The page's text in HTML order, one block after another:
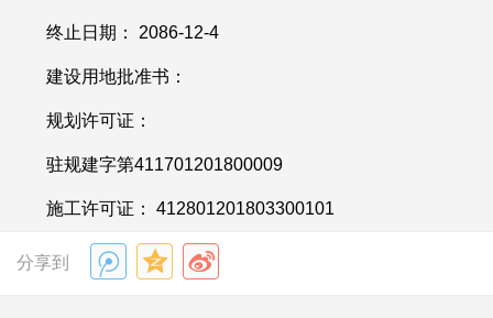
终止日期： 2086-12-4
建设用地批准书：
规划许可证：
驻规建字第411701201800009
施工许可证： 412801201803300101
分享到